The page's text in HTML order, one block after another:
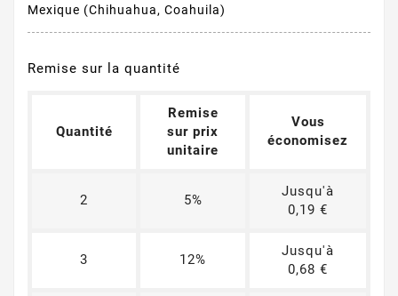
Mexique (Chihuahua, Coahuila)
Remise sur la quantité
Quantité
Remise
sur prix
unitaire
Vous
économisez
2 5%
Jusqu'à
0,19 €
3 12%
Jusqu'à
0,68 €